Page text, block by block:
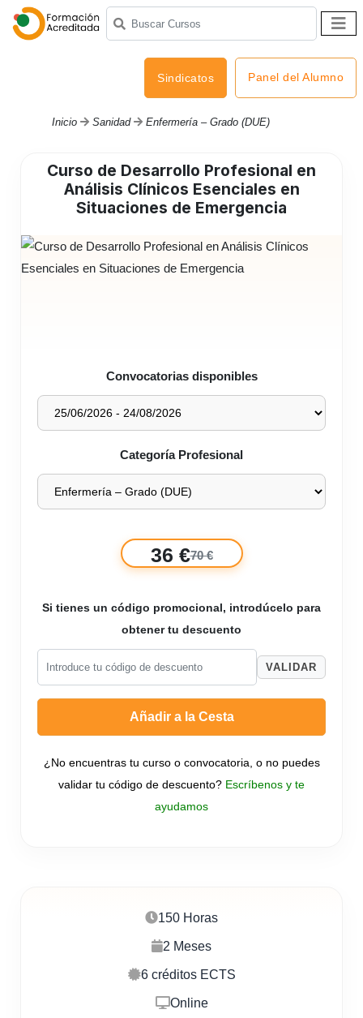
Sindicatos Panel del Alumno
Inicio Sanidad Enfermería – Grado (DUE)
150 Horas
2 Meses
6 créditos ECTS
Online
Curso de Desarrollo Profesional en
Análisis Clínicos Esenciales en
Situaciones de Emergencia
Convocatorias disponibles
Categoría Profesional
36 €70 €
Si tienes un código promocional, introdúcelo para
obtener tu descuento
VALIDAR
Añadir a la Cesta
¿No encuentras tu curso o convocatoria, o no puedes
validar tu código de descuento? Escríbenos y te
ayudamos